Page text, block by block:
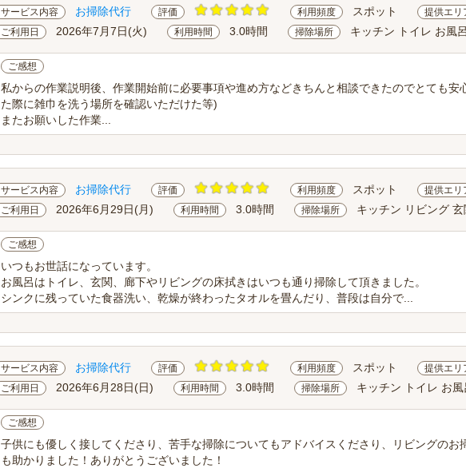
サービス内容 お掃除代行 評価 利用頻度 スポット 提供エリ
ご利用日 2026年7月7日(火) 利用時間 3.0時間 掃除場所 キッチン トイレ お風
ご感想
私からの作業説明後、作業開始前に必要事項や進め方などきちんと相談できたのでとても安
た際に雑巾を洗う場所を確認いただけた等)
またお願いした作業...
サービス内容 お掃除代行 評価 利用頻度 スポット 提供エリ
ご利用日 2026年6月29日(月) 利用時間 3.0時間 掃除場所 キッチン リビング
ご感想
いつもお世話になっています。
お風呂はトイレ、玄関、廊下やリビングの床拭きはいつも通り掃除して頂きました。
シンクに残っていた食器洗い、乾燥が終わったタオルを畳んだり、普段は自分で...
サービス内容 お掃除代行 評価 利用頻度 スポット 提供エリ
ご利用日 2026年6月28日(日) 利用時間 3.0時間 掃除場所 キッチン トイレ お
ご感想
子供にも優しく接してくださり、苦手な掃除についてもアドバイスくださり、リビングの
も助かりました！ありがとうございました！